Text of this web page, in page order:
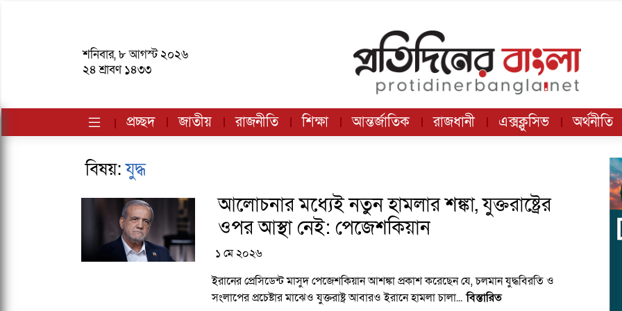
শনিবার, ৮ আগস্ট ২০২৬
২৪ শ্রাবণ ১৪৩৩
প্রচ্ছদ জাতীয় রাজনীতি শিক্ষা আন্তর্জাতিক রাজধানী এক্সক্লুসিভ অর্থনীতি
বিষয়: যুদ্ধ
আলোচনার মধ্যেই নতুন হামলার শঙ্কা, যুক্তরাষ্ট্রের
ওপর আস্থা নেই: পেজেশকিয়ান
১ মে ২০২৬
ইরানের প্রেসিডেন্ট মাসুদ পেজেশকিয়ান আশঙ্কা প্রকাশ করেছেন যে, চলমান যুদ্ধবিরতি ও
সংলাপের প্রচেষ্টার মাঝেও যুক্তরাষ্ট্র আবারও ইরানে হামলা চালা... বিস্তারিত